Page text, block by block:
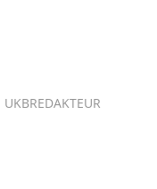
UKBREDAKTEUR